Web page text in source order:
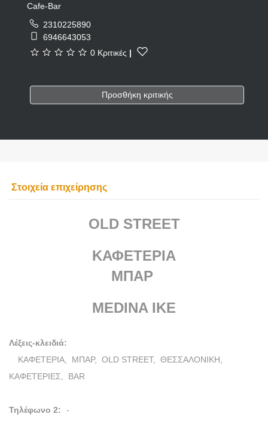
Cafe-Bar
2310225890
6946643053
0 Κριτικές |
Προσθήκη κριτικής
Στοιχεία επιχείρησης
OLD STREET
ΚΑΦΕΤΕΡΙΑ
ΜΠΑΡ
MEDINA ΙΚΕ
Λέξεις-κλειδιά:
ΚΑΦΕΤΕΡΙΑ,
ΜΠΑΡ, OLD STREET,
ΘΕΣΣΑΛΟΝΙΚΗ,
ΚΑΦΕΤΕΡΙΕΣ,
BAR
Τηλέφωνο 2: -